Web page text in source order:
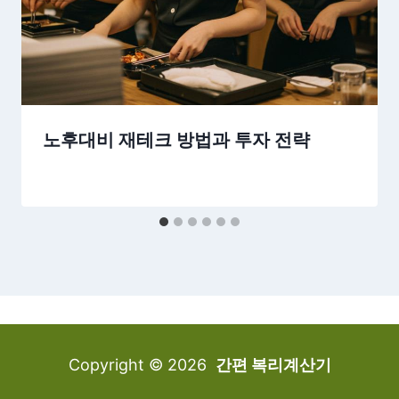
노후대비 재테크 방법과 투자 전략
Copyright © 2026 간편 복리계산기